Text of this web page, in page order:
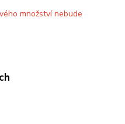
množství nebude